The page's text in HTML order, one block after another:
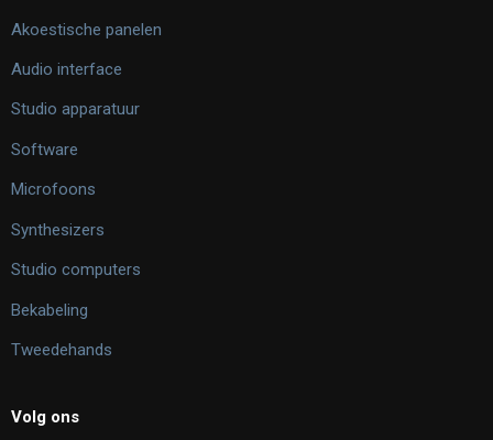
Akoestische panelen
Audio interface
Studio apparatuur
Software
Microfoons
Synthesizers
Studio computers
Bekabeling
Tweedehands
Volg ons